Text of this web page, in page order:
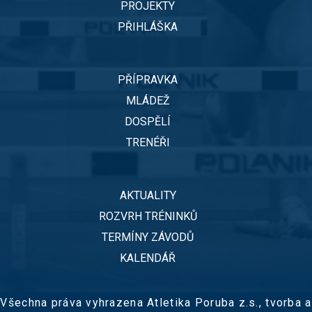
PROJEKTY
PŘIHLÁŠKA
PŘÍPRAVKA
MLÁDEŽ
DOSPĚLÍ
TRENÉŘI
AKTUALITY
ROZVRH TRÉNINKŮ
TERMÍNY ZÁVODŮ
KALENDÁŘ
Všechna práva vyhrazena Atletika Poruba z.s., tvorba a